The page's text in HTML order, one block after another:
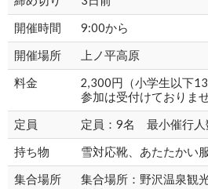
開催時間 9:00から
開催場所 上ノ平高原
料金
2,300円（小学生以下
参加は受付けておりませ
定員 定員：9名 最小催行人
持ち物 雪対応靴、あたたかい
集合場所
集合場所：野沢温泉観